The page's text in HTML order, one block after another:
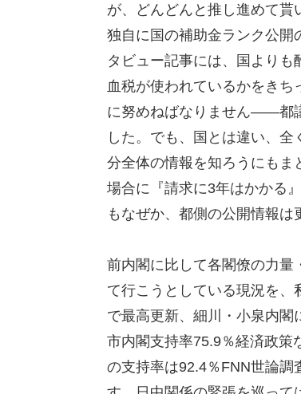
が、どんどんと推し進めて貰
独自に国の補助金ランク公開
タビュー記事には、国より
血税が使われているかをき
に努めねばなりません――都
した。でも、国とは違い、
分全体の情報を知ろうにもま
場合に『請求に3年はかかる
もなぜか、都側の公開情報は
前内閣に比して各閣僚の力量
て行こうとしている現況を、
で最高更新、細川・小泉内
市内閣支持率75.9％経済政
の支持率は92.4％FNN世論調